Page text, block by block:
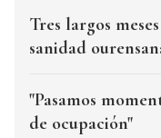
Tres largos
sanidad
"Pasamos
de ocupación"